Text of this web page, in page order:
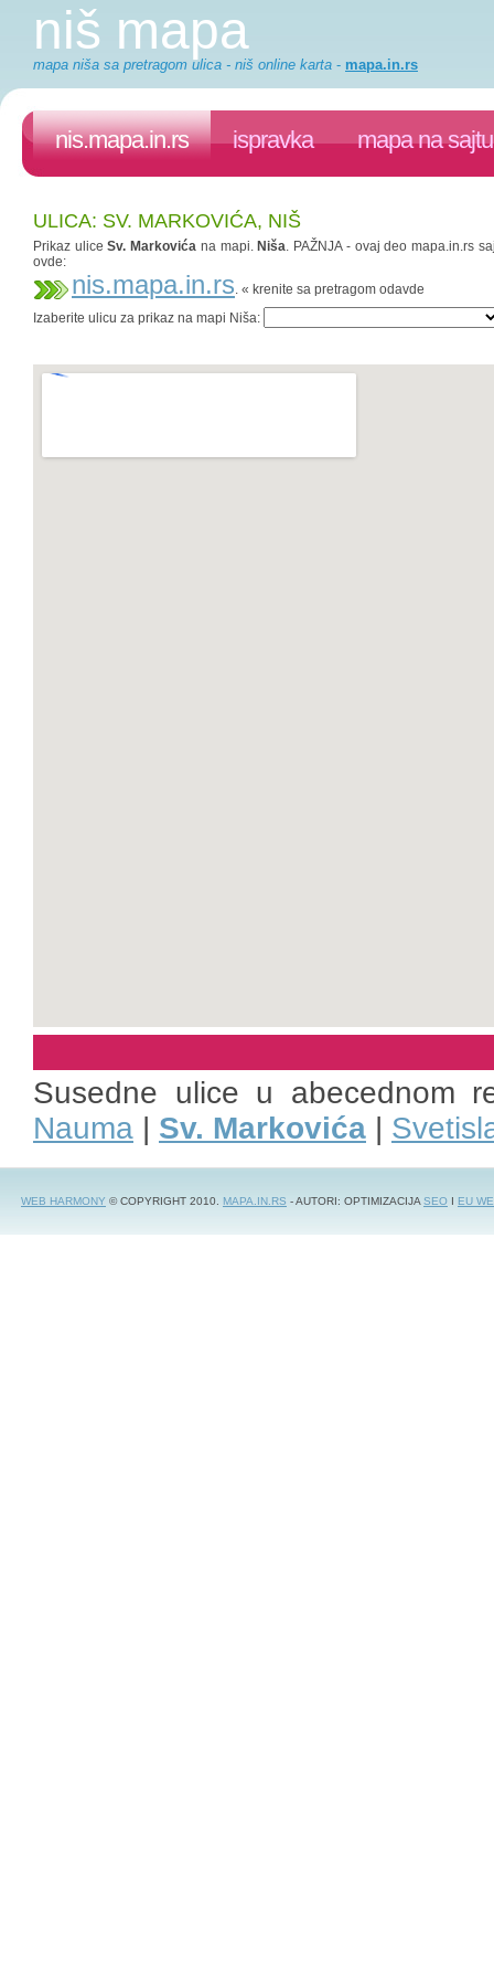
niš mapa
mapa niša sa pretragom ulica - niš online karta - mapa.in.rs
nis.mapa.in.rs ispravka mapa na sajtu
ULICA: SV. MARKOVIĆA, NIŠ
Prikaz uliceSv. Markovića na mapi. Niša. PAŽNJA - ovaj deo mapa.in.rs
ovde:
nis.mapa.in.rs. « krenite sa pretragom odavde
Izaberite ulicu za prikaz na mapi Niša:
Susedne ulice u abecednom
Nauma | Sv. Markovića |
WEB HARMONY © COPYRIGHT 2010. MAPA.IN.RS - AUTORI: OPTIMIZACIJASEO I EU